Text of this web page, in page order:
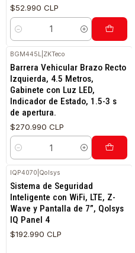
$52.990 CLP
Cantidad
BGM445L ZKTeco
Barrera Vehicular Brazo Recto
Izquierda, 4.5 Metros,
Gabinete con Luz LED,
Indicador de Estado, 1.5-3 s
de apertura.
$270.990 CLP
Cantidad
IQP4070 Qolsys
Sistema de Seguridad
Inteligente con WiFi, LTE, Z-
Wave y Pantalla de 7”, Qolsys
IQ Panel 4
$192.990 CLP